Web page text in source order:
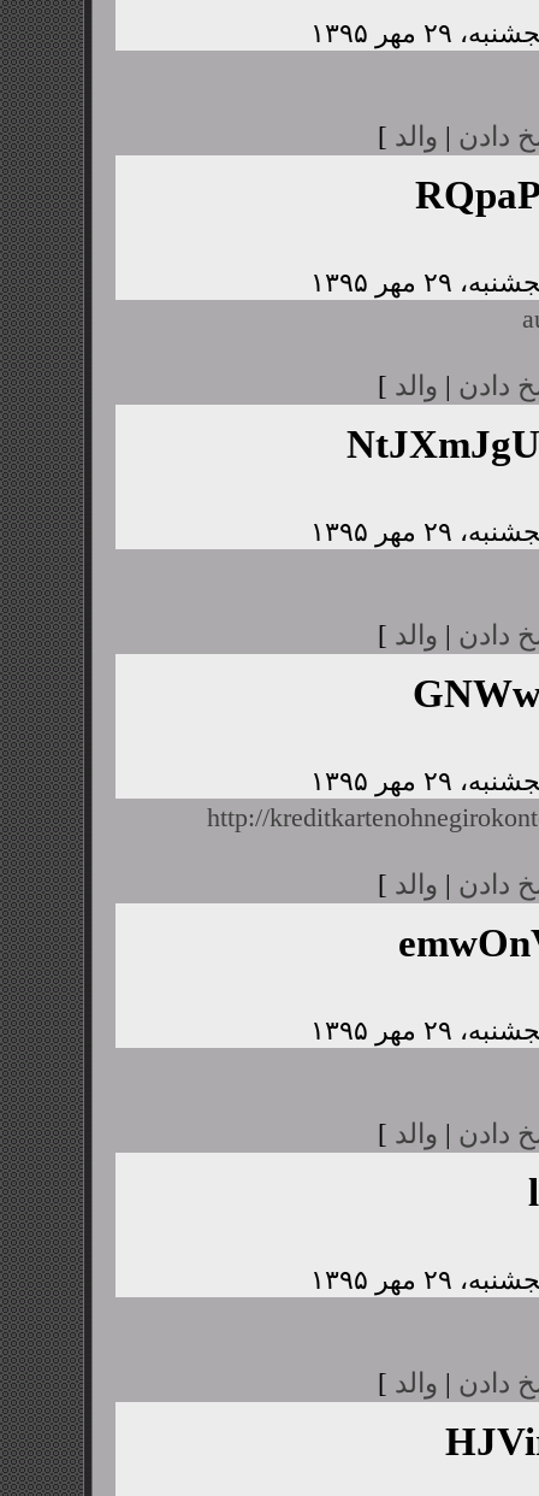
دادن | والد ]
دادن | والد ]
دادن | والد ]
http://
دادن | والد ]
دادن | والد ]
دادن | والد ]